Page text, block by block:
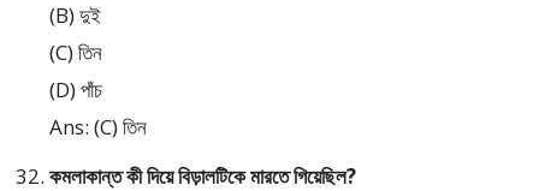
(B) দুই
(C) তিন
(D) পাঁচ
Ans: (C) তিন
কমলাকান্ত কী দিয়ে বিড়ালটিকে মারতে গিয়েছিল?